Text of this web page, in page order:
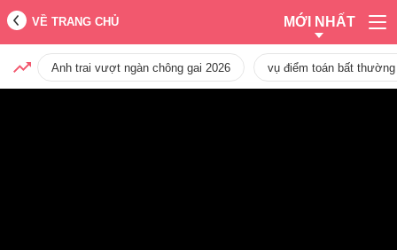
VỀ TRANG CHỦ MỚI NHẤT
Anh trai vượt ngàn chông gai 2026 vụ điểm toán bất